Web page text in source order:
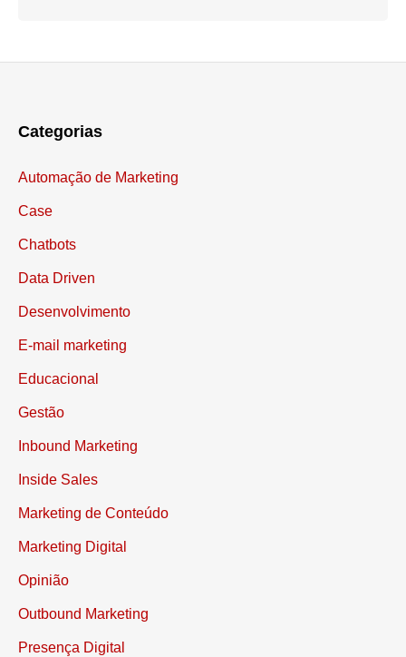
Categorias
Automação de Marketing
Case
Chatbots
Data Driven
Desenvolvimento
E-mail marketing
Educacional
Gestão
Inbound Marketing
Inside Sales
Marketing de Conteúdo
Marketing Digital
Opinião
Outbound Marketing
Presença Digital